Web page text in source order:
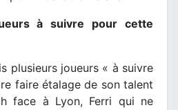
à suivre pour cette
plusieurs joueurs « à suivre
faire étalage de son talent
face à Lyon, Ferri qui ne